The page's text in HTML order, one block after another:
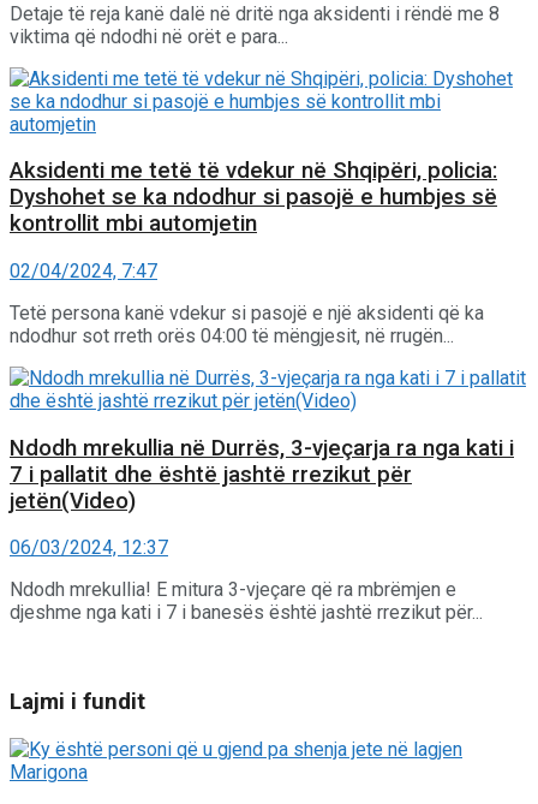
Detaje të reja kanë dalë në dritë nga aksidenti i rëndë me 8
viktima që ndodhi në orët e para...
Aksidenti me tetë të vdekur në Shqipëri, policia:
Dyshohet se ka ndodhur si pasojë e humbjes së
kontrollit mbi automjetin
02/04/2024, 7:47
Tetë persona kanë vdekur si pasojë e një aksidenti që ka
ndodhur sot rreth orës 04:00 të mëngjesit, në rrugën...
Ndodh mrekullia në Durrës, 3-vjeçarja ra nga kati i
7 i pallatit dhe është jashtë rrezikut për
jetën(Video)
06/03/2024, 12:37
Ndodh mrekullia! E mitura 3-vjeçare që ra mbrëmjen e
djeshme nga kati i 7 i banesës është jashtë rrezikut për...
Lajmi i fundit